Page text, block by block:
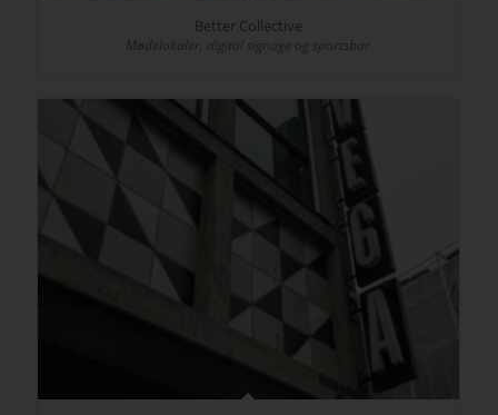
Better Collective
Mødelokaler, digital signage og sportsbar